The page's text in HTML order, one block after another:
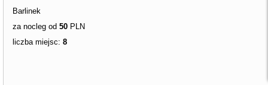
Barlinek
za nocleg od 50 PLN
liczba miejsc: 8